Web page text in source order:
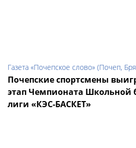
Газета «Почепское слово» (Почеп,
Почепские спортсмены
этап Чемпионата Школьной
лиги «КЭС-БАСКЕТ»